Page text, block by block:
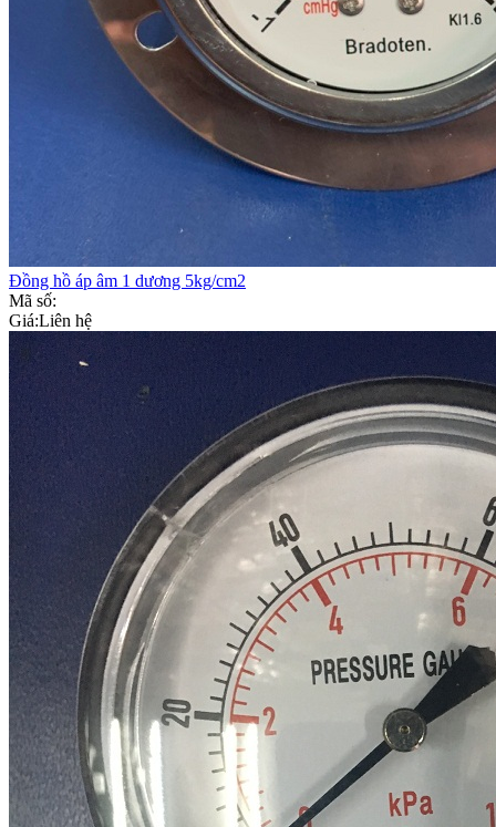
Đồng hồ áp âm 1 dương 5kg/cm2
Mã số:
Giá:Liên hệ